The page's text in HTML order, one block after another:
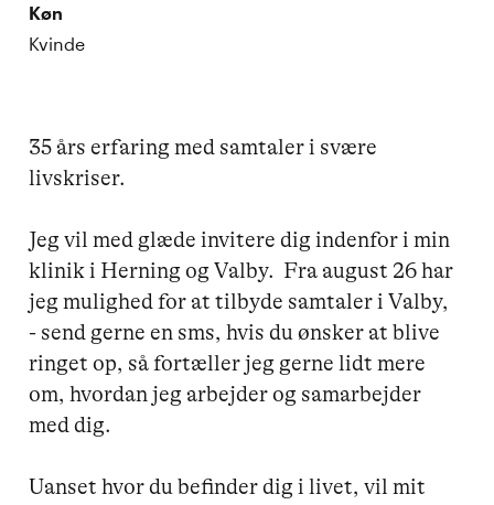
Køn
Kvinde
35 års erfaring med samtaler i svære
livskriser.
Jeg vil med glæde invitere dig indenfor i min
klinik i Herning og Valby.  Fra august 26 har
jeg mulighed for at tilbyde samtaler i Valby,
- send gerne en sms, hvis du ønsker at blive
ringet op, så fortæller jeg gerne lidt mere
om, hvordan jeg arbejder og samarbejder
med dig.
Uanset hvor du befinder dig i livet, vil mit